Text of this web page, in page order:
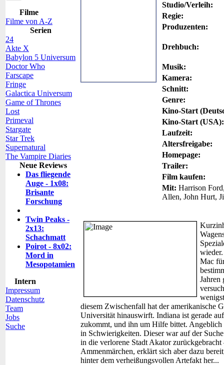
Filme
Filme von A-Z
Serien
24
Akte X
Babylon 5 Universum
Doctor Who
Farscape
Fringe
Galactica Universum
Game of Thrones
Lost
Primeval
Stargate
Star Trek
Supernatural
The Vampire Diaries
Neue Reviews
Das fliegende
Auge - 1x08:
Brisante
Forschung
Twin Peaks -
2x13:
Schachmatt
Poirot - 8x02:
Mord in
Mesopotamien
Intern
Impressum
Datenschutz
Team
Jobs
Suche
Studio/Verleih:
Regie:
Produzenten:
Drehbuch:
Musik:
Kamera:
Schnitt:
Genre:
Kino-Start
Kino-Start (USA):
Laufzeit:
Altersfreigabe:
Homepage:
Trailer:
Film kaufen:
Mit: Harrison
Allen, John Hurt,
Mac
Jahren
diesem Zwischenfall hat der amerikanische
Universität hinauswirft. Indiana ist gerade
zukommt, und ihn um Hilfe bittet.
in Schwierigkeiten. Dieser war auf der
in die verlorene Stadt Akator
Ammenmärchen, erklärt sich aber dazu
hinter dem verheißungsvollen Artefakt her...